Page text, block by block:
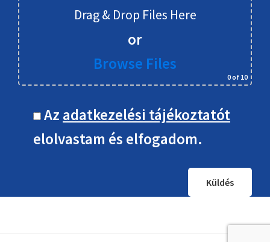
Drag & Drop Files Here
or
Browse Files
0of 10
Az adatkezelési tájékoztatót
elolvastam és elfogadom.